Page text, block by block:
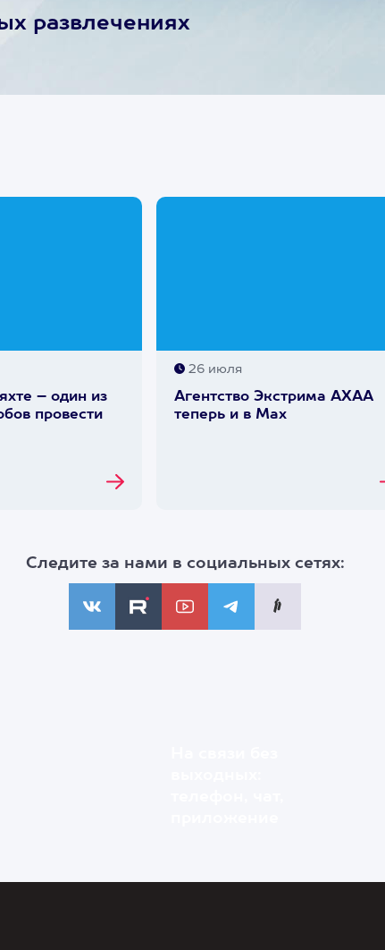
развлечениях
– один из
провести
26 июля
Агентство Экстрима АХАА
теперь и в Max
Следите за нами в социальных сетях: